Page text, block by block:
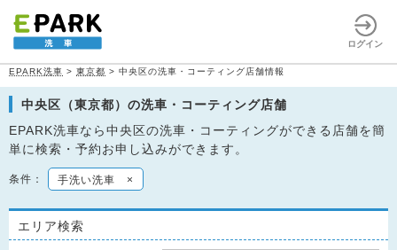
ログイン
EPARK洗車 > 東京都 > 中央区の洗車・コーティング店舗情報
中央区（東京都）の洗車・コーティング店舗
EPARK洗車なら中央区の洗車・コーティングができる店舗を簡
単に検索・予約お申し込みができます。
条件： 手洗い洗車 ×
エリア検索